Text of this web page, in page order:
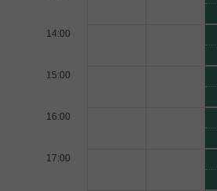
14:00
15:00
16:00
17:00